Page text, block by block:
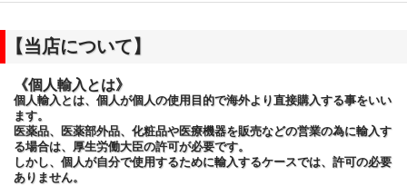
【当店について】
《個人輸入とは》
個人輸入とは、個人が個人の使用目的で海外より直接購入する事をいい
ます。
医薬品、医薬部外品、化粧品や医療機器を販売などの営業の為に輸入す
る場合は、厚生労働大臣の許可が必要です。
しかし、個人が自分で使用するために輸入するケースでは、許可の必要
ありません。